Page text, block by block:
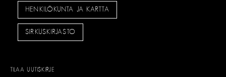
HENKILÖKUNTA JA KARTTA
SIRKUSKIRJASTO
TILAA UUTISKIRJE